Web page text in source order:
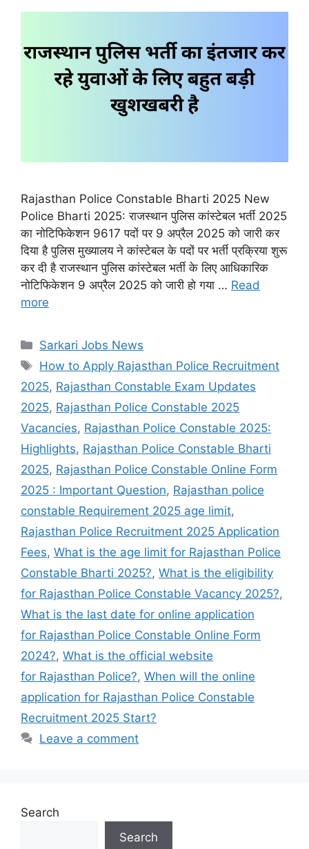
Rajasthan Police Constable Bharti 2025 New
Police Bharti 2025: राजस्थान पुलिस कांस्टेबल भर्ती 2025
का नोटिफिकेशन 9617 पदों पर 9 अप्रैल 2025 को जारी कर
दिया है पुलिस मुख्यालय ने कांस्टेबल के पदों पर भर्ती प्रक्रिया शुरू
कर दी है राजस्थान पुलिस कांस्टेबल भर्ती के लिए आधिकारिक
नोटिफिकेशन 9 अप्रैल 2025 को जारी हो गया … Read
more
Categories
Sarkari Jobs News
Tags
How to Apply Rajasthan Police Recruitment
2025, Rajasthan Constable Exam Updates
2025, Rajasthan Police Constable 2025
Vacancies, Rajasthan Police Constable 2025:
Highlights, Rajasthan Police Constable Bharti
2025, Rajasthan Police Constable Online Form
2025 : Important Question, Rajasthan police
constable Requirement 2025 age limit,
Rajasthan Police Recruitment 2025 Application
Fees, What is the age limit for Rajasthan Police
Constable Bharti 2025?, What is the eligibility
for Rajasthan Police Constable Vacancy 2025?,
What is the last date for online application
for Rajasthan Police Constable Online Form
2024?, What is the official website
for Rajasthan Police?, When will the online
application for Rajasthan Police Constable
Recruitment 2025 Start?
Leave a comment
Search
Search